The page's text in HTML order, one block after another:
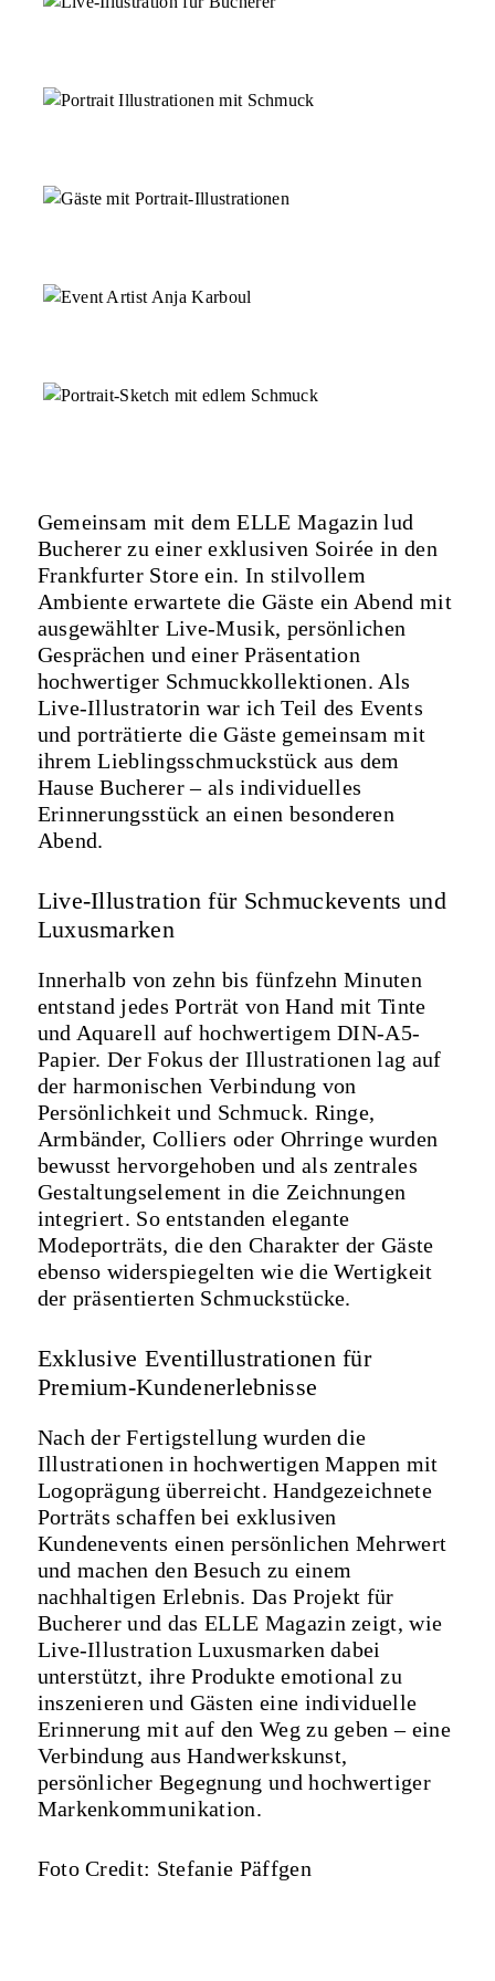
Gemeinsam mit demELLE Magazin lud
Bucherer zu einer exklusiven Soirée in den
Frankfurter Store ein. In stilvollem
Ambiente erwartete die Gäste ein Abend mit
ausgewählter Live-Musik, persönlichen
Gesprächen und einer Präsentation
hochwertiger Schmuckkollektionen. Als
Live-Illustratorin war ich Teil des Events
und porträtierte die Gäste gemeinsam mit
ihrem Lieblingsschmuckstück aus dem
Hause Bucherer – als individuelles
Erinnerungsstück an einen besonderen
Abend.
Live-Illustration für Schmuckevents und
Luxusmarken
Innerhalb von zehn bis fünfzehn Minuten
entstand jedes Porträt von Hand mit Tinte
und Aquarell auf hochwertigem DIN-A5-
Papier. Der Fokus der Illustrationen lag auf
der harmonischen Verbindung von
Persönlichkeit und Schmuck. Ringe,
Armbänder, Colliers oder Ohrringe wurden
bewusst hervorgehoben und als zentrales
Gestaltungselement in die Zeichnungen
integriert. So entstanden elegante
Modeporträts, die den Charakter der Gäste
ebenso widerspiegelten wie die Wertigkeit
der präsentierten Schmuckstücke.
Exklusive Eventillustrationen für
Premium-Kundenerlebnisse
Nach der Fertigstellung wurden die
Illustrationen in hochwertigen Mappen mit
Logoprägung überreicht. Handgezeichnete
Porträts schaffen bei exklusiven
Kundenevents einen persönlichen Mehrwert
und machen den Besuch zu einem
nachhaltigen Erlebnis. Das Projekt für
Bucherer und das ELLE Magazin zeigt, wie
Live-Illustration Luxusmarken dabei
unterstützt, ihre Produkte emotional zu
inszenieren und Gästen eine individuelle
Erinnerung mit auf den Weg zu geben – eine
Verbindung aus Handwerkskunst,
persönlicher Begegnung und hochwertiger
Markenkommunikation.
Foto Credit: Stefanie Päffgen